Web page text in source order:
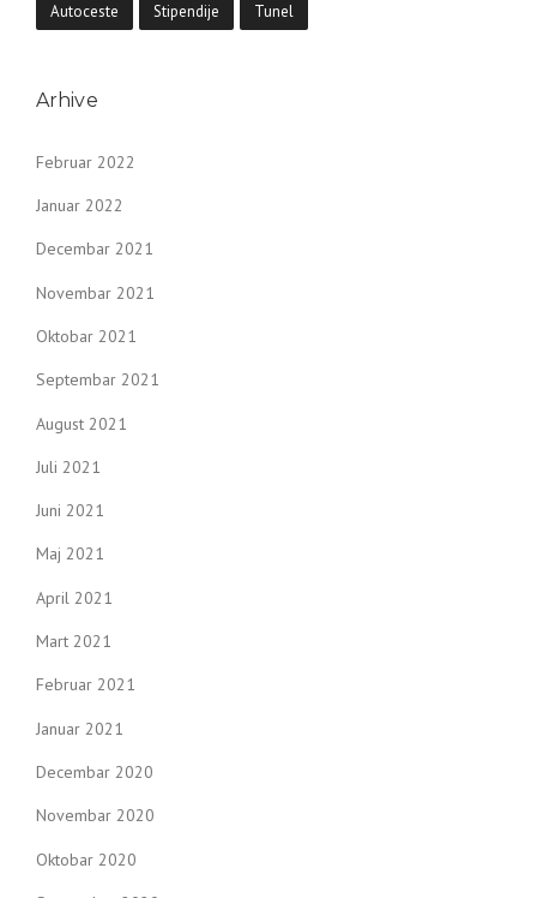
Autoceste Stipendije Tunel
Arhive
Februar 2022
Januar 2022
Decembar 2021
Novembar 2021
Oktobar 2021
Septembar 2021
August 2021
Juli 2021
Juni 2021
Maj 2021
April 2021
Mart 2021
Februar 2021
Januar 2021
Decembar 2020
Novembar 2020
Oktobar 2020